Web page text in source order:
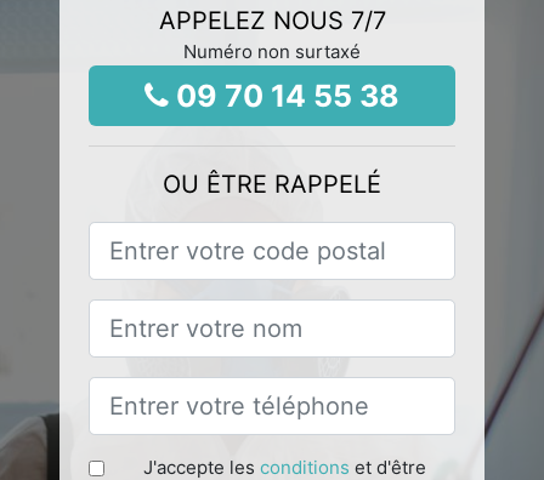
APPELEZ NOUS 7/7
Numéro non surtaxé
09 70 14 55 38
OU ÊTRE RAPPELÉ
J'accepte les conditions et d'être